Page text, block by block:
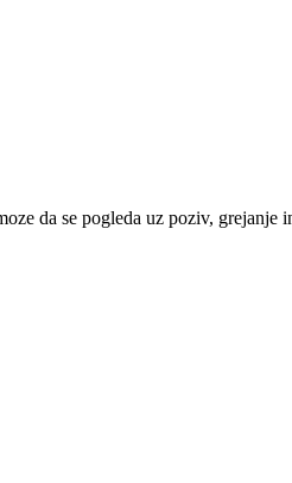
da se pogleda uz poziv,